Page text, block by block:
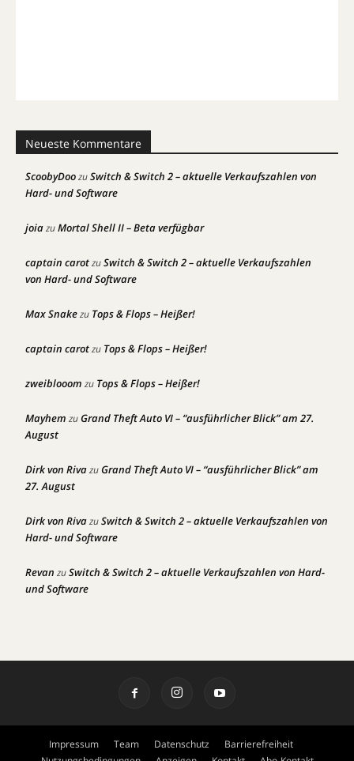
Neueste Kommentare
ScoobyDoozuSwitch & Switch 2 – aktuelle Verkaufszahlen von
Hard- und Software
joiazuMortal Shell II – Beta verfügbar
captain carotzuSwitch & Switch 2 – aktuelle Verkaufszahlen
von Hard- und Software
Max Snakezu Tops & Flops – Heißer!
captain carotzu Tops & Flops – Heißer!
zweiblooom zu Tops & Flops – Heißer!
Mayhem zuGrand Theft Auto VI – “ausführlicher Blick” am 27.
August
Dirk von RivazuGrand Theft Auto VI – “ausführlicher Blick” am
27. August
Dirk von RivazuSwitch & Switch 2 – aktuelle Verkaufszahlen von
Hard- und Software
Revan zuSwitch & Switch 2 – aktuelle Verkaufszahlen von Hard-
und Software
Impressum Team Datenschutz
Barrierefreiheit